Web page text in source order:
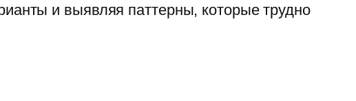
и выявляя паттерны, которые трудно